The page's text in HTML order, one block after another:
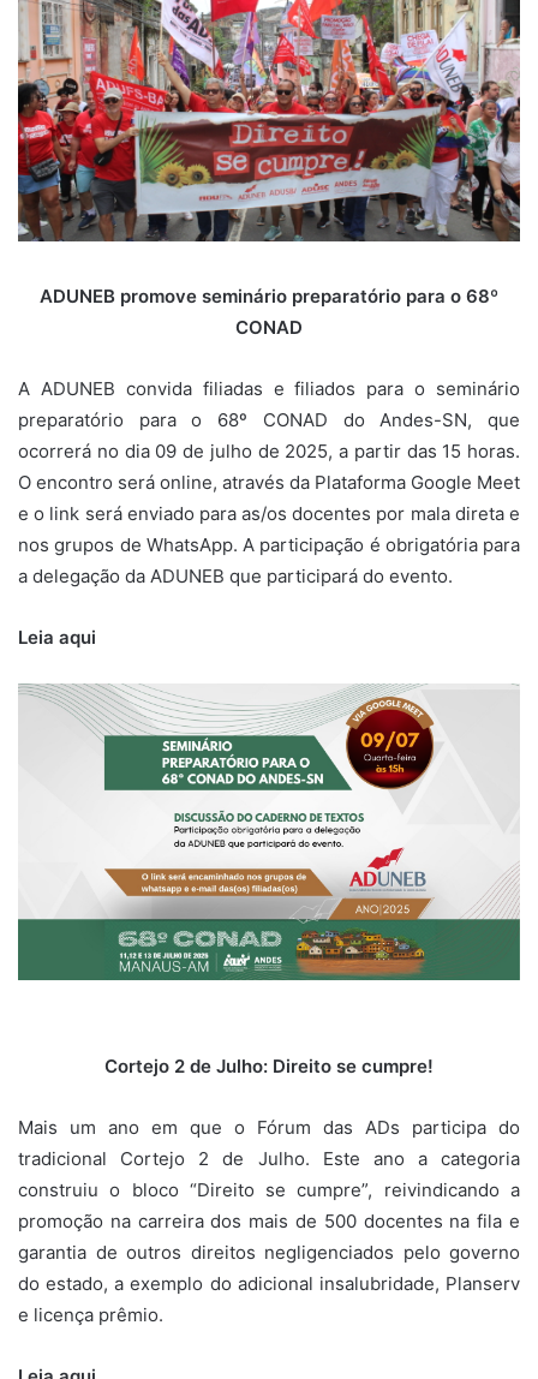
ADUNEB promove seminário preparatório para o 68º
CONAD
A ADUNEB convida filiadas e filiados para o seminário
preparatório para o 68º CONAD do Andes-SN, que
ocorrerá no dia 09 de julho de 2025, a partir das 15 horas.
O encontro será online, através da Plataforma Google Meet
e o link será enviado para as/os docentes por mala direta e
nos grupos de WhatsApp. A participação é obrigatória para
a delegação da ADUNEB que participará do evento.
Leia aqui
Cortejo 2 de Julho: Direito se cumpre!
Mais um ano em que o Fórum das ADs participa do
tradicional Cortejo 2 de Julho. Este ano a categoria
construiu o bloco “Direito se cumpre”, reivindicando a
promoção na carreira dos mais de 500 docentes na fila e
garantia de outros direitos negligenciados pelo governo
do estado, a exemplo do adicional insalubridade, Planserv
e licença prêmio.